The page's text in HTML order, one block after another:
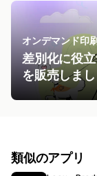
オンデマンド印刷
差別化に役
を販売しま
類似のアプリ